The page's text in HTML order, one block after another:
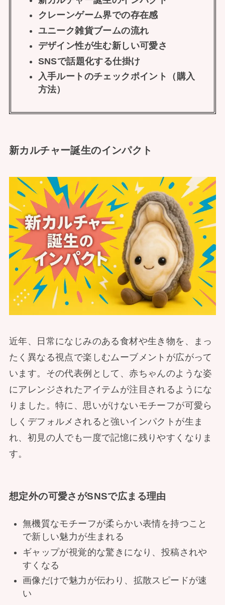
クレーンゲーム界での存在感
ユニーク雑貨ブームの流れ
デザイン性が生む新しい可愛さ
SNSで話題化する仕掛け
入手ルートのチェックポイント（購入
方法）
新カルチャー誕生のインパクト
近年、日常になじみのある食材や生き物を、まっ
たく異なる視点で楽しむムーブメントが広がって
います。その代表例として、赤ちゃんのような姿
にアレンジされたアイテムが注目されるようにな
りました。特に、思いがけないモチーフが可愛ら
しくデフォルメされると強いインパクトが生ま
れ、初見の人でも一度で記憶に残りやすくなりま
す。
想定外の可愛さがSNSで広まる理由
無機質なモチーフが柔らかい表情を持つこと
で新しい魅力が生まれる
ギャップが視覚的な驚きになり、投稿されや
すくなる
画像だけで魅力が伝わり、拡散スピードが速
い